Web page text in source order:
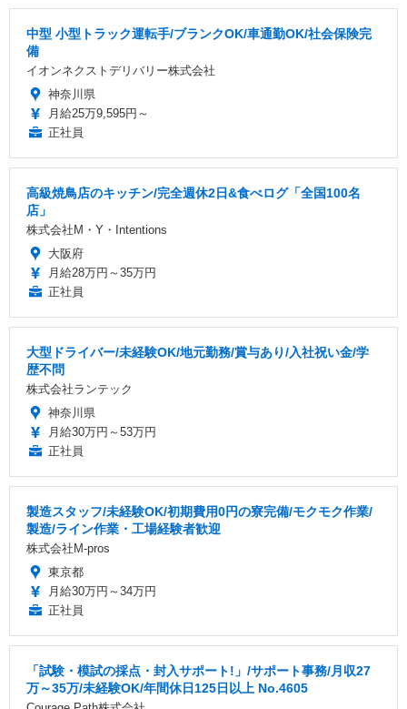
中型 小型トラック運転手/ブランクOK/車通勤OK/社会保険完
備
イオンネクストデリバリー株式会社
神奈川県
月給25万9,595円～
正社員
高級焼鳥店のキッチン/完全週休2日&食べログ「全国100名
店」
株式会社M・Y・Intentions
大阪府
月給28万円～35万円
正社員
大型ドライバー/未経験OK/地元勤務/賞与あり/入社祝い金/学
歴不問
株式会社ランテック
神奈川県
月給30万円～53万円
正社員
製造スタッフ/未経験OK/初期費用0円の寮完備/モクモク作業/
製造/ライン作業・工場経験者歓迎
株式会社M-pros
東京都
月給30万円～34万円
正社員
「試験・模試の採点・封入サポート!」/サポート事務/月収27
万～35万/未経験OK/年間休日125日以上 No.4605